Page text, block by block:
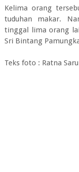
Kelima orang
tuduhan makar.
tinggal lima orang
Sri Bintang
Teks foto : Ratna